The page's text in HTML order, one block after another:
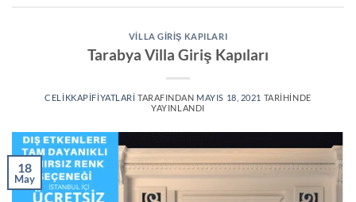
VILLA GIRIŞ KAPILARI
Tarabya Villa Giriş Kapıları
CELIKKAPIFIYATLARI TARAFINDAN MAYIS 18, 2021 TARIHINDE
YAYINLANDI
18
May